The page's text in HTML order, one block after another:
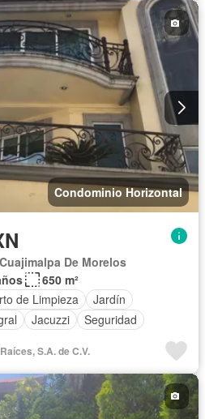
Condominio Horizontal
De Morelos
650 m²
de Limpieza
Jardín
Jacuzzi
Seguridad
S.A. de C.V.